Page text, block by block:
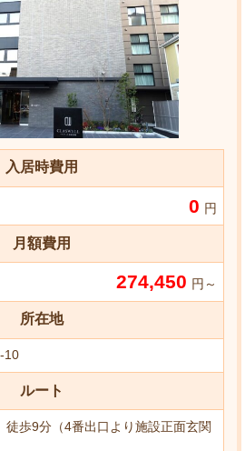
入居時費用
0 円
月額費用
274,450 円～
所在地
10
ルート
徒歩9分（4番出口より施設正面玄関